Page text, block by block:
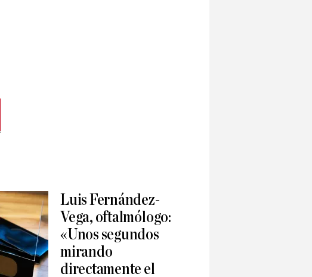
Luis Fernández-
Vega, oftalmólogo:
«Unos segundos
mirando
directamente el